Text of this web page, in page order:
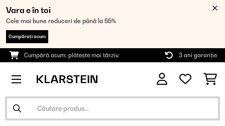
Vara e în toi
Cele mai bune reduceri de până la 55%
Cumpărați acum
Cumpără acum, plătește mai târziu 3 ani garanție